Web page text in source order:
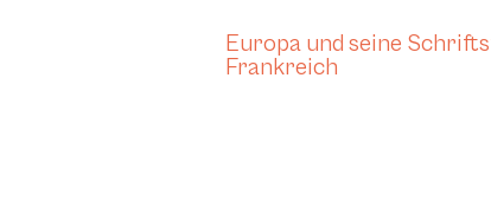
Europa und seine
Frankreich